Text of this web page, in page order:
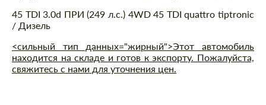
45 TDI 3.0d ПРИ (249 л.с.) 4WD 45 TDI quattro tiptronic
/ Дизель
<сильный тип данных="жирный">Этот автомобиль
находится на складе и готов к экспорту. Пожалуйста,
свяжитесь с нами для уточнения цен.